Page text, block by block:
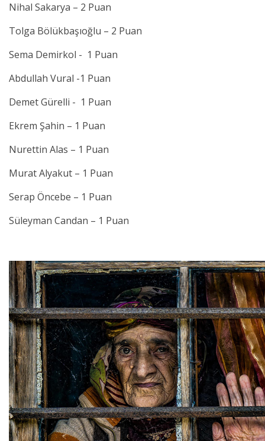
Nihal Sakarya – 2 Puan
Tolga Bölükbaşıoğlu – 2 Puan
Sema Demirkol - 1 Puan
Abdullah Vural -1 Puan
Demet Gürelli - 1 Puan
Ekrem Şahin – 1 Puan
Nurettin Alas – 1 Puan
Murat Alyakut – 1 Puan
Serap Öncebe – 1 Puan
Süleyman Candan – 1 Puan